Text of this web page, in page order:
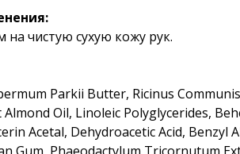
на чистую сухую кожу рук.
Parkii Butter, Ricinus
Almond Oil, Linoleic Polyglycerides,
Acetal, Dehydroacetic Acid, Benzyl